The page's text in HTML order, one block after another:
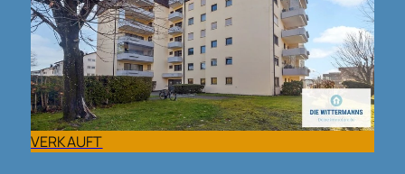
VERKAUFT